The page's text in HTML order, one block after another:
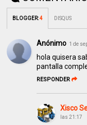
BLOGGER:4 DISQUS
Anónimo 1 de
hola quisera
pantalla
RESPONDER
Xisco
las 21:17